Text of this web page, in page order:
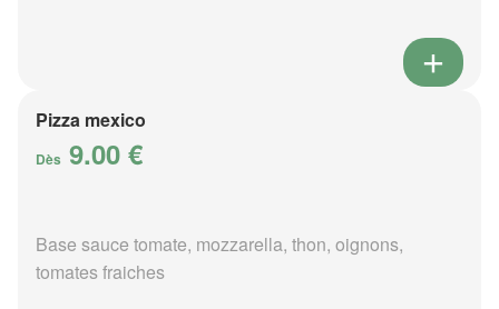
Pizza mexico
Dès 9.00 €
Base sauce tomate, mozzarella, thon, oignons,
tomates fraiches